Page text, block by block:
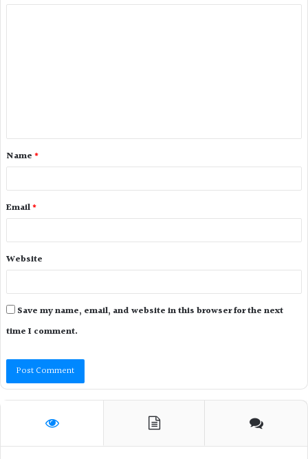
Name *
Email*
Website
Save my name, email, and website in this browser for the next
time I comment.